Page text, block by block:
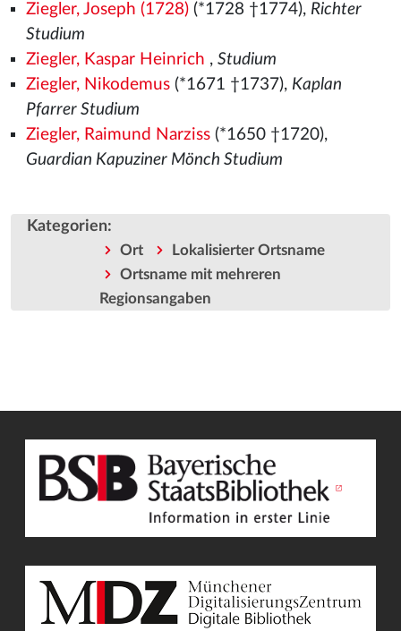
Ziegler, Joseph (1728)(*1728 †1774), Richter
Studium
Ziegler, Kaspar Heinrich , Studium
Ziegler, Nikodemus(*1671 †1737), Kaplan
Pfarrer Studium
Ziegler, Raimund Narziss(*1650 †1720),
Guardian Kapuziner Mönch Studium
Kategorien:
Ort
Lokalisierter Ortsname
Ortsname mit mehreren
Regionsangaben